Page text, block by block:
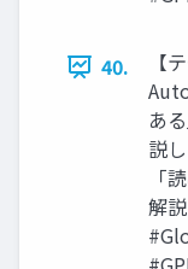
40.
【
あ
説
「
解